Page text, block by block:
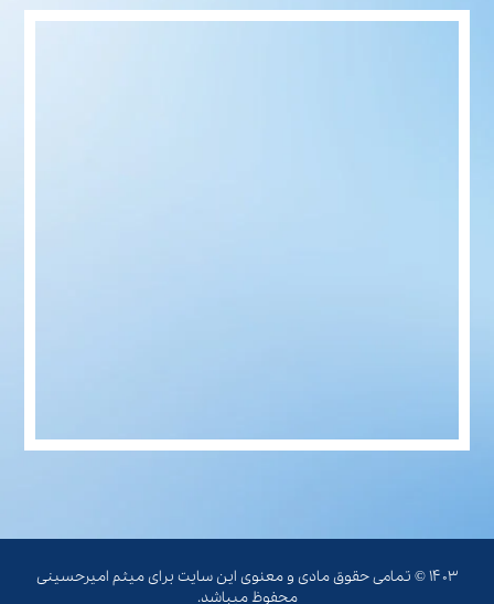
۱۴۰۳ © تمامی حقوق مادی و معنوی این سایت برای میثم امیرحسینی
محفوظ میباشد.